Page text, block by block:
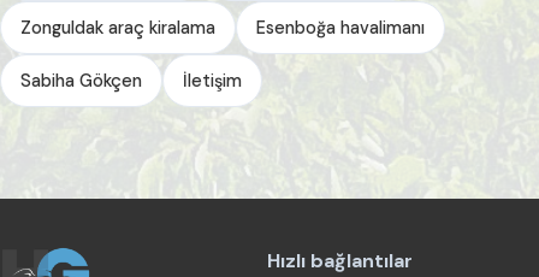
Zonguldak araç kiralama Esenboğa havalimanı
Sabiha Gökçen İletişim
Hızlı bağlantılar